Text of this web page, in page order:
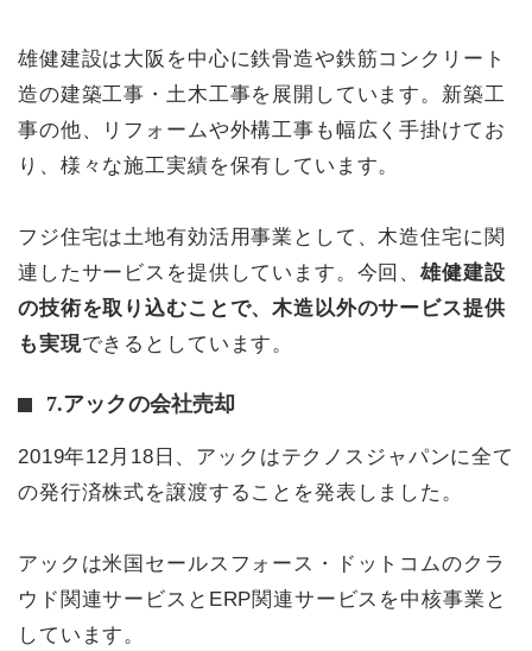
雄健建設は大阪を中心に鉄骨造や鉄筋コンクリート
造の建築工事・土木工事を展開しています。新築工
事の他、リフォームや外構工事も幅広く手掛けてお
り、様々な施工実績を保有しています。
フジ住宅は土地有効活用事業として、木造住宅に関
連したサービスを提供しています。今回、雄健建設
の技術を取り込むことで、木造以外のサービス提供
も実現できるとしています。
7.アックの会社売却
2019年12月18日、アックはテクノスジャパンに全て
の発行済株式を譲渡することを発表しました。
アックは米国セールスフォース・ドットコムのクラ
ウド関連サービスとERP関連サービスを中核事業と
しています。